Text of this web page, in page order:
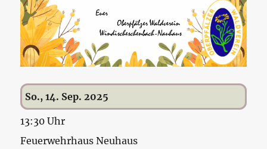
So., 14. Sep. 2025
13:30 Uhr
Feuerwehrhaus Neuhaus